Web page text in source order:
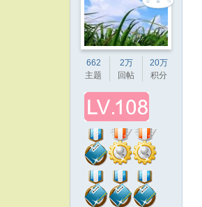
662
主题
2万
回帖
20万
积分